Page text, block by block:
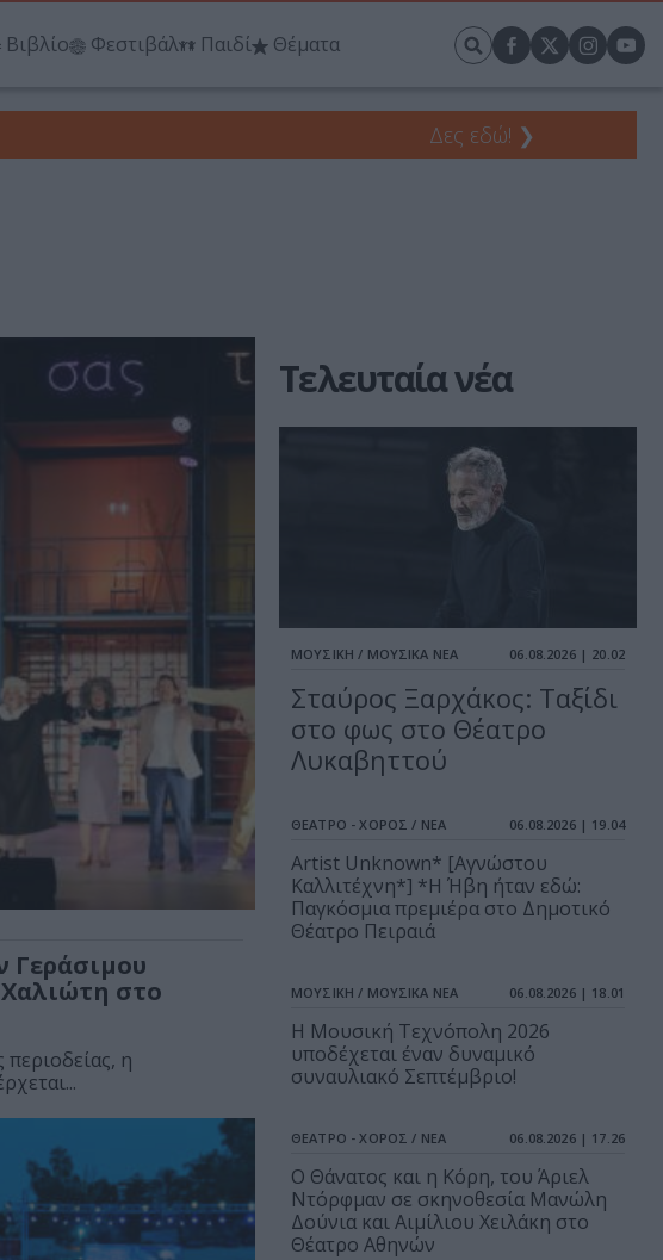
Βιβλίο Φεστιβάλ Παιδί Θέματα
Δες εδώ! ❯
Γεράσιμου
στο
περιοδείας, η
Τελευταία νέα
ΜΟΥΣΙΚΗ / ΜΟΥΣΙΚΑ ΝΕΑ 06.08.2026 | 20.02
Σταύρος Ξαρχάκος: Ταξίδι
στο φως στο Θέατρο
Λυκαβηττού
ΘΕΑΤΡΟ - ΧΟΡΟΣ / ΝΕΑ 06.08.2026 | 19.04
Artist Unknown* [Αγνώστου
Καλλιτέχνη*] *Η Ήβη ήταν εδώ:
Παγκόσμια πρεμιέρα στο Δημοτικό
Θέατρο Πειραιά
ΜΟΥΣΙΚΗ / ΜΟΥΣΙΚΑ ΝΕΑ 06.08.2026 | 18.01
Η Μουσική Τεχνόπολη 2026
υποδέχεται έναν δυναμικό
συναυλιακό Σεπτέμβριο!
ΘΕΑΤΡΟ - ΧΟΡΟΣ / ΝΕΑ 06.08.2026 | 17.26
Ο Θάνατος και η Κόρη, του Άριελ
Ντόρφμαν σε σκηνοθεσία Μανώλη
Δούνια και Αιμίλιου Χειλάκη στο
Θέατρο Αθηνών